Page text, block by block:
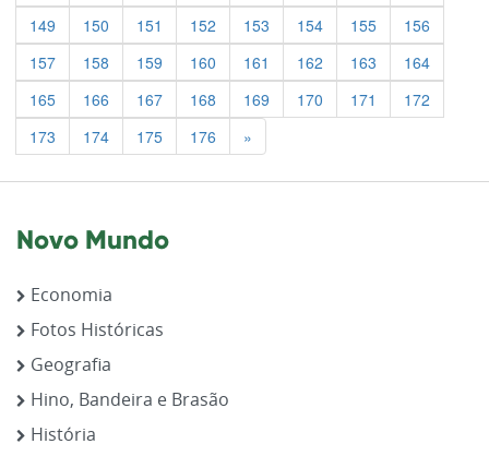
149
150 151 152 153 154 155
156
157
158 159 160 161 162 163
164
165
166 167 168 169 170 171
172
173
174 175 176 »
Novo Mundo
Economia
Fotos Históricas
Geografia
Hino, Bandeira e Brasão
História